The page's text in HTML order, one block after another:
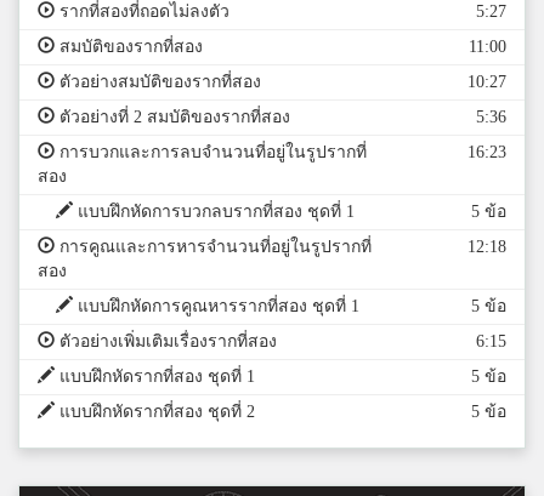
รากที่สองที่ถอดไม่ลงตัว
5:27
สมบัติของรากที่สอง
11:00
ตัวอย่างสมบัติของรากที่สอง
10:27
ตัวอย่างที่ 2 สมบัติของรากที่สอง
5:36
การบวกและการลบจำนวนที่อยู่ในรูปรากที่
สอง
16:23
แบบฝึกหัดการบวกลบรากที่สอง ชุดที่ 1
5 ข้อ
การคูณและการหารจำนวนที่อยู่ในรูปรากที่
สอง
12:18
แบบฝึกหัดการคูณหารรากที่สอง ชุดที่ 1
5 ข้อ
ตัวอย่างเพิ่มเติมเรื่องรากที่สอง
6:15
แบบฝึกหัดรากที่สอง ชุดที่ 1
5 ข้อ
แบบฝึกหัดรากที่สอง ชุดที่ 2
5 ข้อ